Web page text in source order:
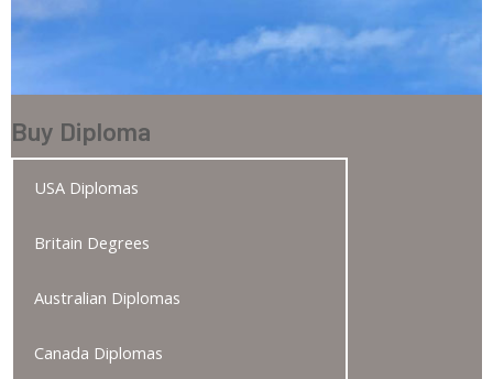
Buy Diploma
USA Diplomas
Britain Degrees
Australian Diplomas
Canada Diplomas